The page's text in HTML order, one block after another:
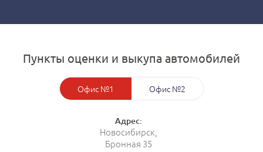
Пункты оценки и выкупа автомобилей
Офис №1 Офис №2
Адрес:
Новосибирск,
Бронная 35